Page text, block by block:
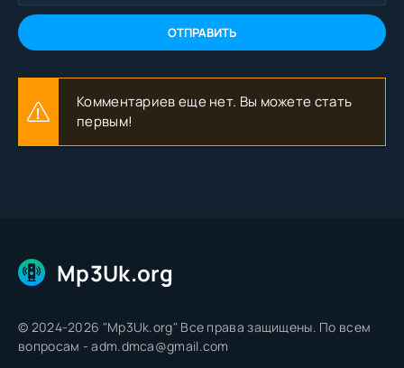
ОТПРАВИТЬ
Комментариев еще нет. Вы можете стать
первым!
Mp3Uk.org
© 2024-2026 "Mp3Uk.org" Все права защищены. По всем
вопросам - adm.dmca@gmail.com